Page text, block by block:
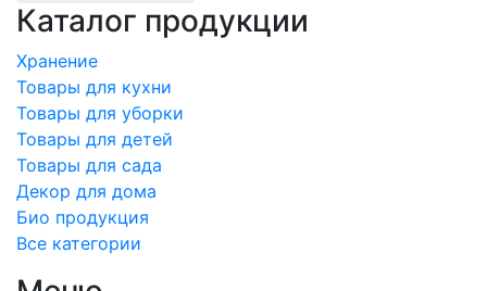
Каталог продукции
Хранение
Товары для кухни
Товары для уборки
Товары для детей
Товары для сада
Декор для дома
Био продукция
Все категории